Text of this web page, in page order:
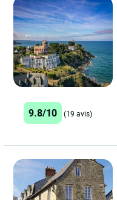
9.8/10 (19 avis)